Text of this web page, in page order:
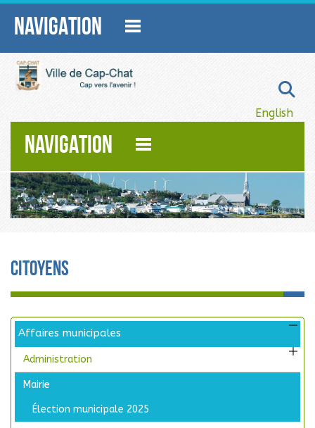
NAVIGATION
English
NAVIGATION
Citoyens
Affaires municipales
Administration
Mairie
Élection municipale 2025